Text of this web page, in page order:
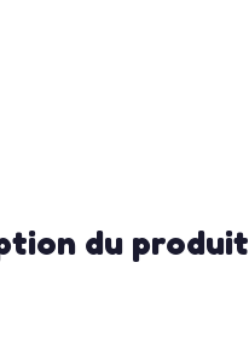
du produit